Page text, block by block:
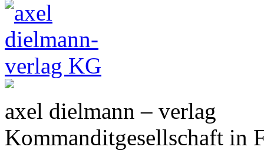
axel dielmann – verlag
Kommanditgesellschaft in